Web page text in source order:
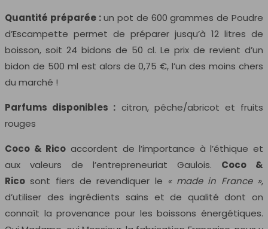
Quantité préparée :un pot de 600 grammes de Poudre
d’Escampette permet de préparer jusqu’à 12 litres de
boisson, soit 24 bidons de 50 cl. Le prix de revient d’un
bidon de 500 ml est alors de 0,75 €, l’un des moins chers
du marché !
Parfums disponibles : citron, pêche/abricot et fruits
rouges
Coco & Rico accordent de l’importance à l’éthique et
aux valeurs de l’entrepreneuriat Gaulois. Coco &
Rico sont fiers de revendiquer le « made in France »,
d’utiliser des ingrédients sains et de qualité dont on
connaît la provenance pour les boissons énergétiques.